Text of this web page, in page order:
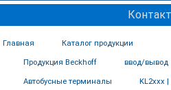
Главная Каталог продукции
Продукция Beckhoff ввод/вывод
Автобусные терминалы KL2xxx